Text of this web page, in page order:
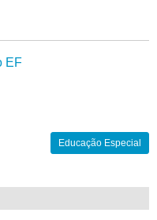
EF
Educação Especial